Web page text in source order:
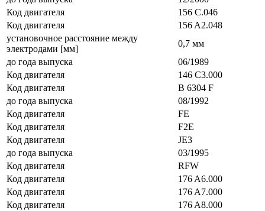
Код двигателя
156 C.046
Код двигателя
156 A2.048
установочное расстояние между
электродами [мм]
0,7 мм
до года выпуска
06/1989
Код двигателя
146 C3.000
Код двигателя
B 6304 F
до года выпуска
08/1992
Код двигателя
FE
Код двигателя
F2E
Код двигателя
JE3
до года выпуска
03/1995
Код двигателя
RFW
Код двигателя
176 A6.000
Код двигателя
176 A7.000
Код двигателя
176 A8.000